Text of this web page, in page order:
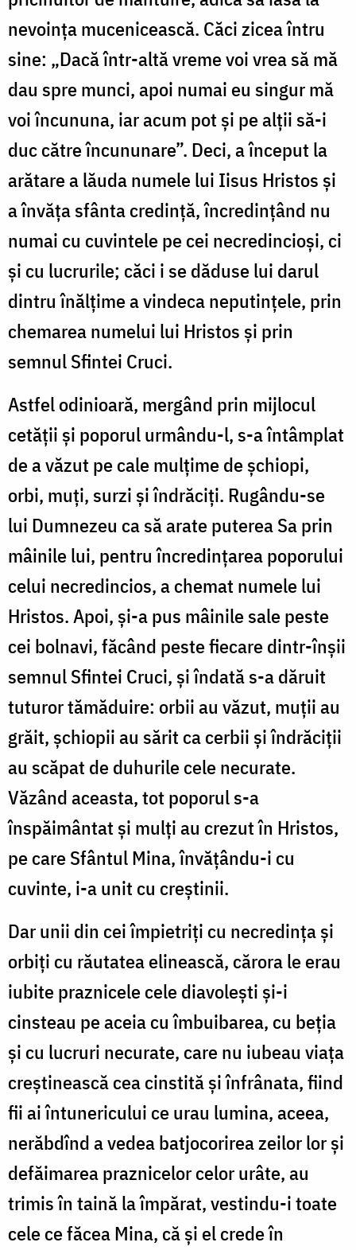
nevoința mucenicească. Căci zicea întru
sine: „Dacă într-altă vreme voi vrea să mă
dau spre munci, apoi numai eu singur mă
voi încununa, iar acum pot și pe alții să-i
duc către încununare”. Deci, a început la
arătare a lăuda numele lui Iisus Hristos și
a învăța sfânta credință, încredințând nu
numai cu cuvintele pe cei necredincioși, ci
și cu lucrurile; căci i se dăduse lui darul
dintru înălțime a vindeca neputințele, prin
chemarea numelui lui Hristos și prin
semnul Sfintei Cruci.
Astfel odinioară, mergând prin mijlocul
cetății și poporul urmându-l, s-a întâmplat
de a văzut pe cale mulțime de șchiopi,
orbi, muți, surzi și îndrăciți. Rugându-se
lui Dumnezeu ca să arate puterea Sa prin
mâinile lui, pentru încredințarea poporului
celui necredincios, a chemat numele lui
Hristos. Apoi, și-a pus mâinile sale peste
cei bolnavi, făcând peste fiecare dintr-înșii
semnul Sfintei Cruci, și îndată s-a dăruit
tuturor tămăduire: orbii au văzut, muții au
grăit, șchiopii au sărit ca cerbii și îndrăciții
au scăpat de duhurile cele necurate.
Văzând aceasta, tot poporul s-a
înspăimântat și mulți au crezut în Hristos,
pe care Sfântul Mina, învățându-i cu
cuvinte, i-a unit cu creștinii.
Dar unii din cei împietriți cu necredința și
orbiți cu răutatea elinească, cărora le erau
iubite praznicele cele diavolești și-i
cinsteau pe aceia cu îmbuibarea, cu beția
și cu lucruri necurate, care nu iubeau viața
creștinească cea cinstită și înfrânata, fiind
fii ai întunericului ce urau lumina, aceea,
nerăbdînd a vedea batjocorirea zeilor lor și
defăimarea praznicelor celor urâte, au
trimis în taină la împărat, vestindu-i toate
cele ce făcea Mina, că și el crede în